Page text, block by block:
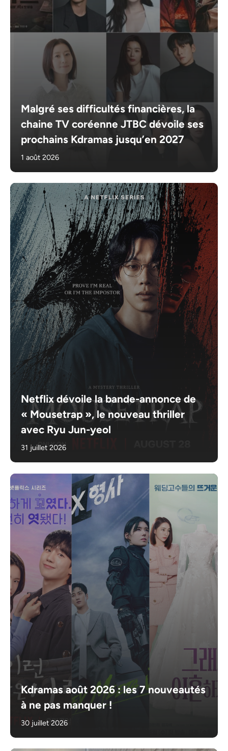
Malgré ses difficultés financières, la
chaine TV coréenne JTBC dévoile ses
prochains Kdramas jusqu’en 2027
1 août 2026
Netflix dévoile la bande-annonce de
« Mousetrap », le nouveau thriller
avec Ryu Jun-yeol
31 juillet 2026
Kdramas août 2026 : les 7 nouveautés
à ne pas manquer !
30 juillet 2026